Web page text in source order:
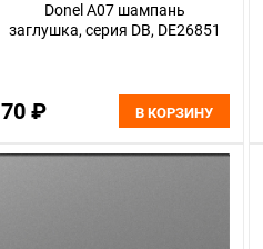
Donel A07 шампань
заглушка, серия DB, DE26851
70 ₽ В КОРЗИНУ